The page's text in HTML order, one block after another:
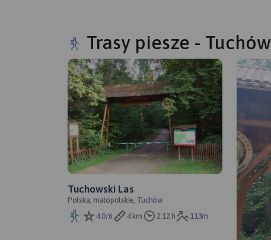
Trasy piesze - Tuchów
Tuchowski Las
Polska, małopolskie, Tuchów
4.0/6
4 km 2:12 h 113m